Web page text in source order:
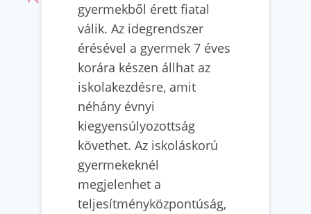
gyermekből érett fiatal
válik. Az idegrendszer
érésével a gyermek 7 éves
korára készen állhat az
iskolakezdésre, amit
néhány évnyi
kiegyensúlyozottság
követhet. Az iskoláskorú
gyermekeknél
megjelenhet a
teljesítményközpontúság,